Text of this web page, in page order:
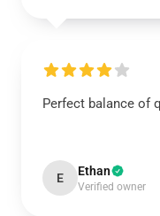
Perfect balance of
E Ethan
Verified owner